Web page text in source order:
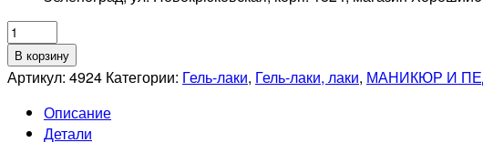
Количество
товара
RUNAIL
лак
Liker,
В корзину
Артикул: 4924 Категории: Гель-лаки, Гель-лаки, лаки, МАНИКЮР И
Описание
Детали